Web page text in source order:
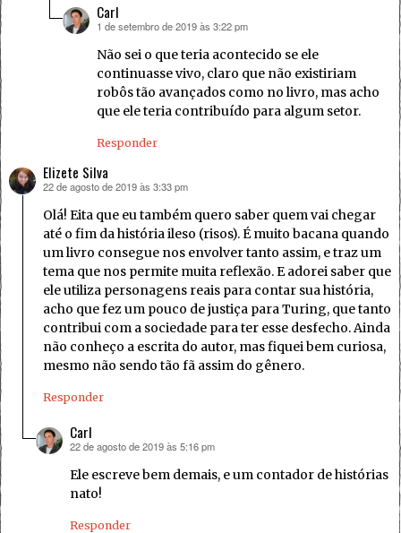
Carl
disse:
1 de setembro de 2019 às 3:22 pm
Não sei o que teria acontecido se ele
continuasse vivo, claro que não existiriam
robôs tão avançados como no livro, mas acho
que ele teria contribuído para algum setor.
Responder
Elizete Silva
disse:
22 de agosto de 2019 às 3:33 pm
Olá! Eita que eu também quero saber quem vai chegar
até o fim da história ileso (risos). É muito bacana quando
um livro consegue nos envolver tanto assim, e traz um
tema que nos permite muita reflexão. E adorei saber que
ele utiliza personagens reais para contar sua história,
acho que fez um pouco de justiça para Turing, que tanto
contribui com a sociedade para ter esse desfecho. Ainda
não conheço a escrita do autor, mas fiquei bem curiosa,
mesmo não sendo tão fã assim do gênero.
Responder
Carl
disse:
22 de agosto de 2019 às 5:16 pm
Ele escreve bem demais, e um contador de histórias
nato!
Responder